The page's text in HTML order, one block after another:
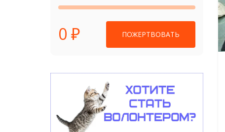
0 ₽ ПОЖЕРТВОВАТЬ